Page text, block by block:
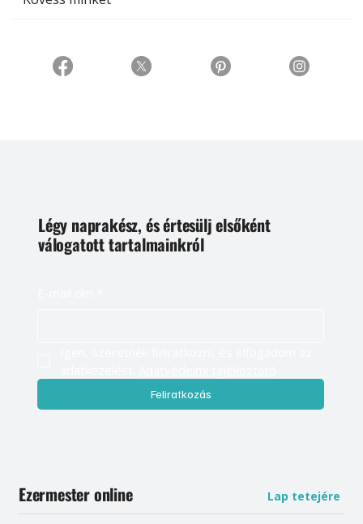
Légy naprakész, és értesülj elsőként
válogatott tartalmainkról
Feliratkozás
Ezermester online Lap tetejére